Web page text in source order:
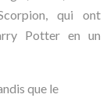
qui ont
Potter en un
que le